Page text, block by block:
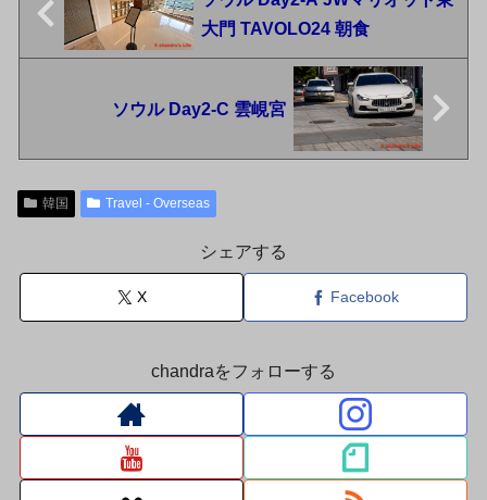
大門 TAVOLO24 朝食
ソウル Day2-C 雲峴宮
韓国 Travel - Overseas
シェアする
X Facebook
chandraをフォローする